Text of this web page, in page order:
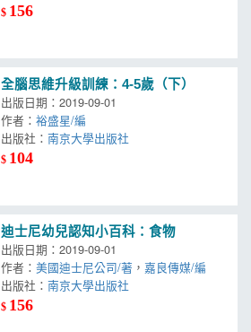
$ 156
全腦思維升級訓練：4-5歲（下）
出版日期：2019-09-01
作者：裕盛星/編
出版社：南京大學出版社
$ 104
迪士尼幼兒認知小百科：食物
出版日期：2019-09-01
作者：美國迪士尼公司/著 ，嘉良傳媒/編
出版社：南京大學出版社
$ 156